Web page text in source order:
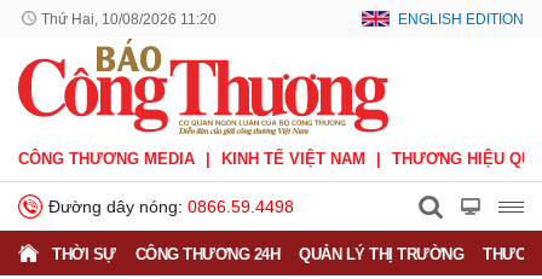
Thứ Hai, 10/08/2026 11:20 ENGLISH EDITION
CÔNG THƯƠNG MEDIA KINH TẾ VIỆT NAM THƯƠNG HIỆU
Đường dây nóng: 0866.59.4498
THỜI SỰ CÔNG THƯƠNG 24H QUẢN LÝ THỊ TRƯỜNG